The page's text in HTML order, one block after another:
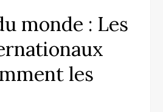
monde : Les
les